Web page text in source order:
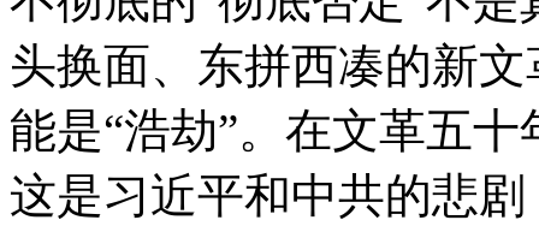
头换面、东拼西凑的新
能是“浩劫”。在文革五
这是习近平和中共的悲